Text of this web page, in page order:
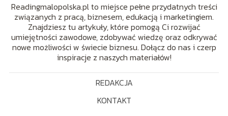
Readingmalopolska.pl to miejsce pełne przydatnych treści
związanych z pracą, biznesem, edukacją i marketingiem.
Znajdziesz tu artykuły, które pomogą Ci rozwijać
umiejętności zawodowe, zdobywać wiedzę oraz odkrywać
nowe możliwości w świecie biznesu. Dołącz do nas i czerp
inspiracje z naszych materiałów!
REDAKCJA
KONTAKT